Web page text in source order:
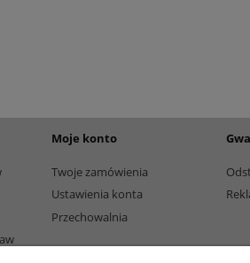
Moje konto
Twoje zamówienia
Ustawienia konta
Przechowalnia